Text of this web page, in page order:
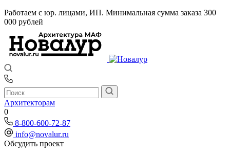
Работаем с юр. лицами, ИП. Минимальная сумма заказа 300
000 рублей
Архитекторам
0
8-800-600-72-87
info@novalur.ru
Обсудить проект